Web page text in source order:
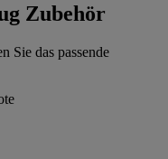
Zubehör
Sie das passende